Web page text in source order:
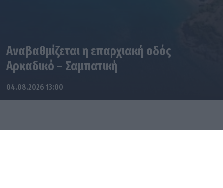
Αναβαθμίζεται η επαρχιακή οδός
Αρκαδικό – Σαμπατική
04.08.2026 13:00